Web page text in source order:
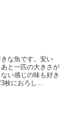
な魚です。安い
と一匹の大きさが
い感じの味も好き
枚におろし...